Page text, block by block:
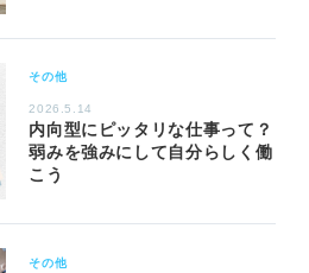
その他
2026.5.14
内向型にピッタリな仕事って？
弱みを強みにして自分らしく働
こう
その他